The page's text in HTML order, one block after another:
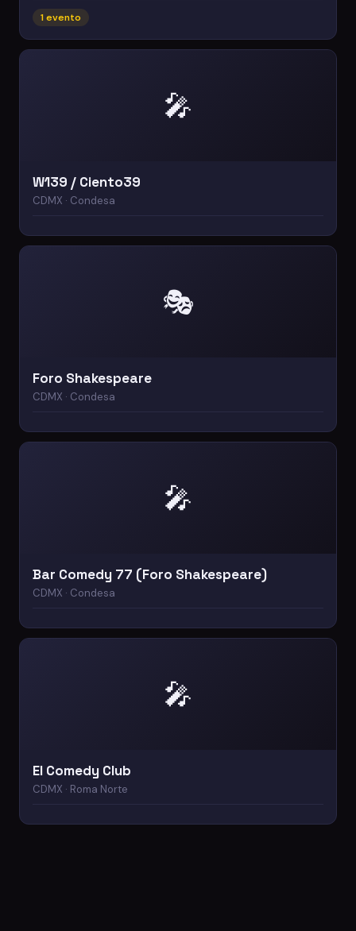
1 evento
🎤
W139 / Ciento39
CDMX · Condesa
🎭
Foro Shakespeare
CDMX · Condesa
🎤
Bar Comedy 77 (Foro Shakespeare)
CDMX · Condesa
🎤
El Comedy Club
CDMX · Roma Norte